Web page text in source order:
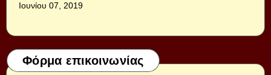
Ιουνίου 07, 2019
Φόρμα επικοινωνίας